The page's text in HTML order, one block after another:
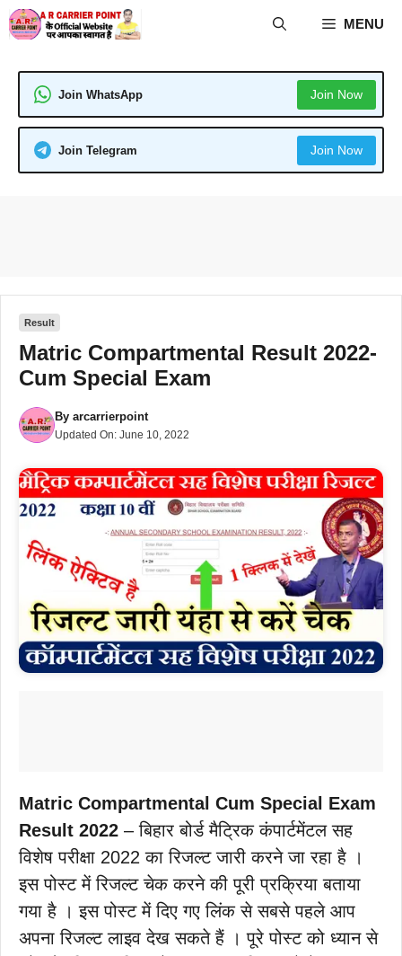
Skip
to
MENU
Join WhatsApp Join Now
Join Telegram Join Now
Result
Matric Compartmental Result 2022-
Cum Special Exam
By arcarrierpoint
Updated On: June 10, 2022
Matric Compartmental Cum Special Exam
Result 2022 – बिहार बोर्ड मैट्रिक कंपार्टमेंटल सह
विशेष परीक्षा 2022 का रिजल्ट जारी करने जा रहा है ।
इस पोस्ट में रिजल्ट चेक करने की पूरी प्रक्रिया बताया
गया है । इस पोस्ट में दिए गए लिंक से सबसे पहले आप
अपना रिजल्ट लाइव देख सकते हैं । पूरे पोस्ट को ध्यान से